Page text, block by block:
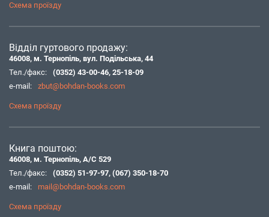
Схема проїзду
Відділ гуртового продажу:
46008, м. Тернопіль, вул. Подільська, 44
Тел./факс:
(0352) 43-00-46, 25-18-09
e-mail:
zbut@bohdan-books.com
Схема проїзду
Книга поштою:
46008, м. Тернопіль, А/С 529
Тел./факс:
(0352) 51-97-97, (067) 350-18-70
e-mail:
mail@bohdan-books.com
Схема проїзду